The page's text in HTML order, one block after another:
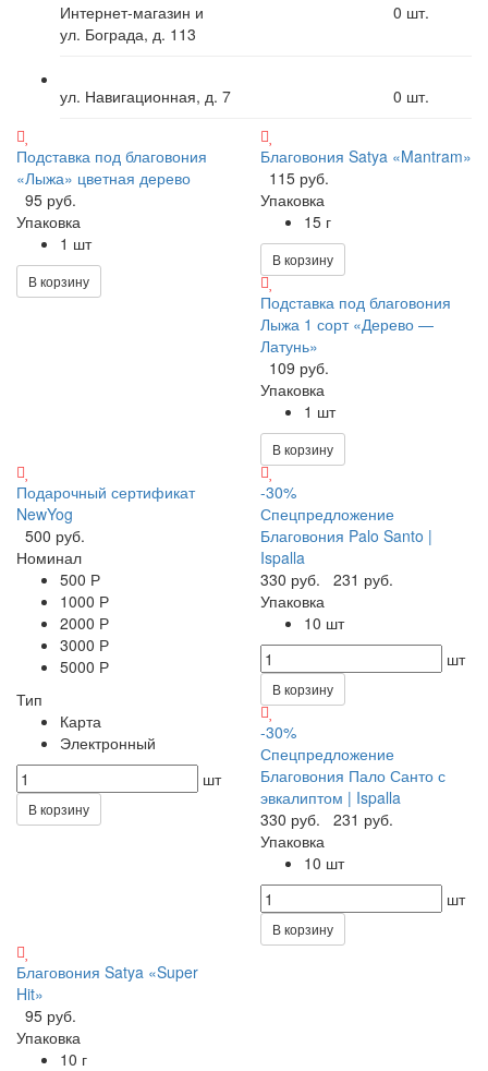
Интернет-магазин и
ул. Бограда, д. 113
0 шт.
ул. Навигационная, д. 7 0 шт.
Подставка под благовония
«Лыжа» цветная дерево
95 руб.
Упаковка
1 шт
В корзину
Благовония Satya «Mantram»
115 руб.
Упаковка
15 г
В корзину
Подставка под благовония
Лыжа 1 сорт «Дерево —
Латунь»
109 руб.
Упаковка
1 шт
В корзину
Подарочный сертификат
NewYog
500 руб.
Номинал
500 Р
1000 Р
2000 Р
3000 Р
5000 Р
Тип
Карта
Электронный
шт
В корзину
-30%
Спецпредложение
Благовония Palo Santo |
Ispalla
330 руб.
231 руб.
Упаковка
10 шт
шт
В корзину
-30%
Спецпредложение
Благовония Пало Санто с
эвкалиптом | Ispalla
330 руб.
231 руб.
Упаковка
10 шт
шт
В корзину
Благовония Satya «Super
Hit»
95 руб.
Упаковка
10 г